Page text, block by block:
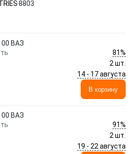
8803
ВАЗ
81%
2 шт.
14 - 17 августа
В корзину
ВАЗ
91%
2 шт.
19 - 22 августа